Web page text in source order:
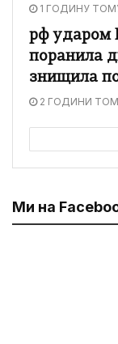
1 ГОДИНУ
рф ударом
поранила
знищила
2 ГОДИНИ
Ми на